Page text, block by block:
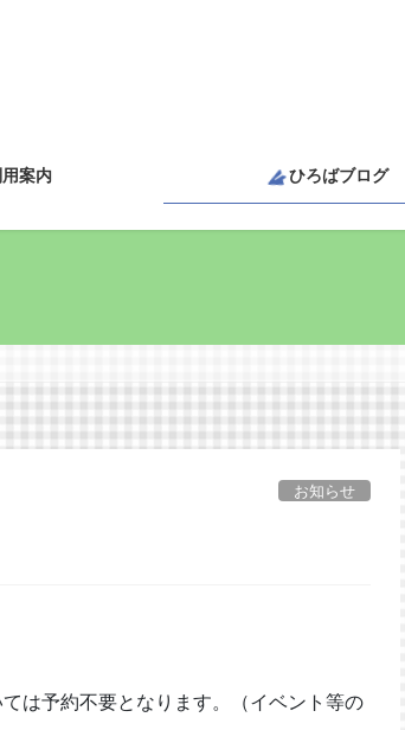
案内 ひろばブログ
お知らせ
は予約不要となります。（イベント等の